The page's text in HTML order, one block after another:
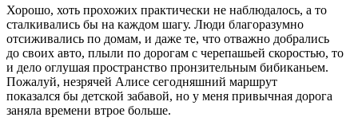
Хорошо, хоть прохожих практически не наблюдалось, а то
сталкивались бы на каждом шагу. Люди благоразумно
отсиживались по домам, и даже те, что отважно добрались
до своих авто, плыли по дорогам с черепашьей скоростью, то
и дело оглушая пространство пронзительным бибиканьем.
Пожалуй, незрячей Алисе сегодняшний маршрут
показался бы детской забавой, но у меня привычная дорога
заняла времени втрое больше.